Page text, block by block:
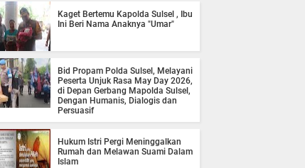
Kaget Bertemu Kapolda Sulsel , Ibu
Ini Beri Nama Anaknya "Umar"
Bid Propam Polda Sulsel, Melayani
Peserta Unjuk Rasa May Day 2026,
di Depan Gerbang Mapolda Sulsel,
Dengan Humanis, Dialogis dan
Persuasif
Hukum Istri Pergi Meninggalkan
Rumah dan Melawan Suami Dalam
Islam